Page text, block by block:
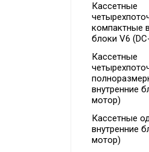
Кассетные
компактные
блоки V6
Кассетные
внутренние
мотор)
Кассетные
внутренние
мотор)